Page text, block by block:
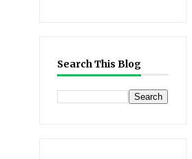
Search This Blog